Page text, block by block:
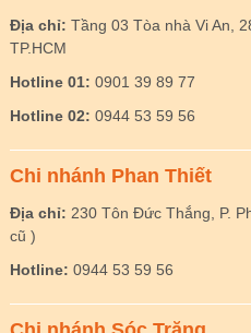
Địa chỉ: Tầng 03 Tòa nhà Vi An,
TP.HCM
Hotline 01: 0901 39 89 77
Hotline 02: 0944 53 59 56
Chi nhánh Phan Thiết
Địa chỉ: 230 Tôn Đức Thắng, P.
cũ )
Hotline: 0944 53 59 56